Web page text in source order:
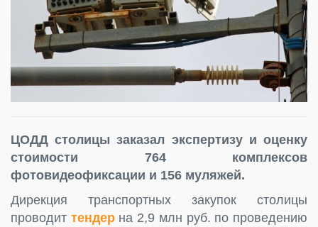
ЦОДД столицы заказал экспертизу и оценку
стоимости 764 комплексов
фотовидеофиксации и 156 муляжей.
Дирекция транспортных закупок столицы
проводит тендерна 2,9 млн руб. по проведению